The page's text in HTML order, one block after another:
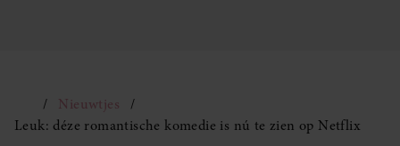
Nieuwtjes
Leuk: déze romantische komedie is nú te zien op Netflix